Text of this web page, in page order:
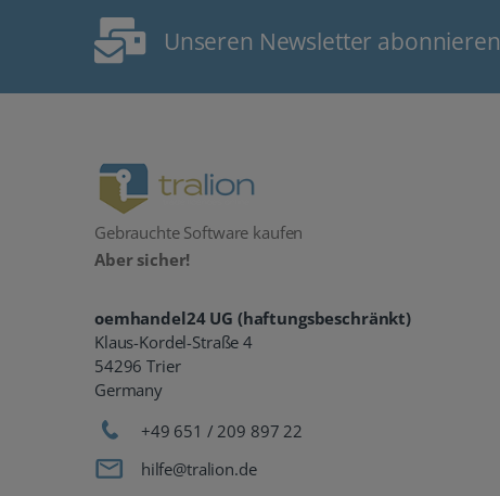
Unseren Newsletter abonnieren
Gebrauchte Software kaufen
Aber sicher!
oemhandel24 UG (haftungsbeschränkt)
Klaus-Kordel-Straße 4
54296 Trier
Germany
+49 651 / 209 897 22
hilfe@tralion.de